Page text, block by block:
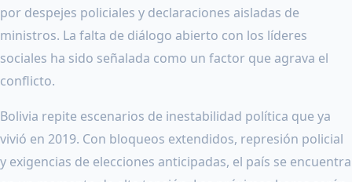
por despejes policiales y declaraciones aisladas de
ministros. La falta de diálogo abierto con los líderes
sociales ha sido señalada como un factor que agrava el
conflicto.
Bolivia repite escenarios de inestabilidad política que ya
vivió en 2019. Con bloqueos extendidos, represión policial
y exigencias de elecciones anticipadas, el país se encuentra